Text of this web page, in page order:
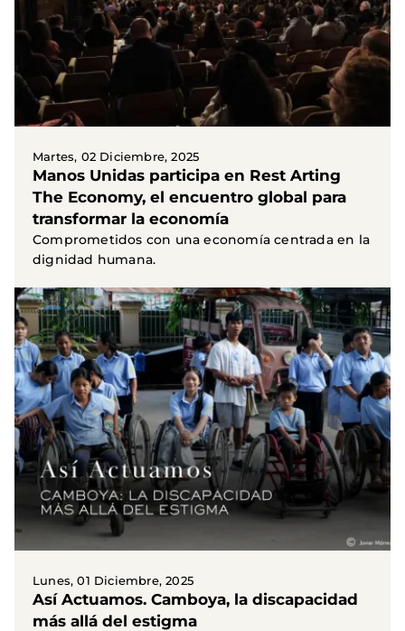
Martes, 02 Diciembre, 2025
Manos Unidas participa en Rest Arting
The Economy, el encuentro global para
transformar la economía
Comprometidos con una economía centrada en la
dignidad humana.
Lunes, 01 Diciembre, 2025
Así Actuamos. Camboya, la discapacidad
más allá del estigma